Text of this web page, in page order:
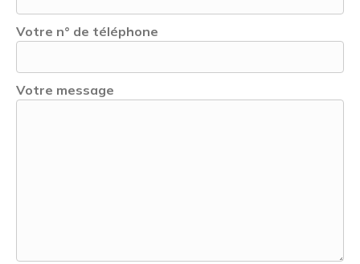
Votre n° de téléphone
Votre message